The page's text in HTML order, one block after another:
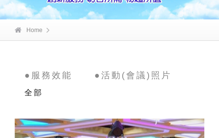
Home
●服務效能 ●活動(會議)照片
全部